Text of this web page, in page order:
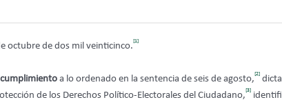
octubre de dos mil veinticinco.
[1]
cumplimiento a lo ordenado en la sentencia de seis de agosto,
[2]
de los Derechos Político-Electorales del Ciudadano,
[3]